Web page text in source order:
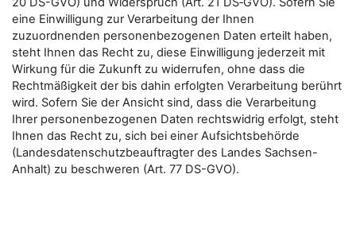
eine Einwilligung zur Verarbeitung der Ihnen
zuzuordnenden personenbezogenen Daten erteilt haben,
steht Ihnen das Recht zu, diese Einwilligung jederzeit mit
Wirkung für die Zukunft zu widerrufen, ohne dass die
Rechtmäßigkeit der bis dahin erfolgten Verarbeitung berührt
wird. Sofern Sie der Ansicht sind, dass die Verarbeitung
Ihrer personenbezogenen Daten rechtswidrig erfolgt, steht
Ihnen das Recht zu, sich bei einer Aufsichtsbehörde
(Landesdatenschutzbeauftragter des Landes Sachsen-
Anhalt) zu beschweren (Art. 77 DS-GVO).